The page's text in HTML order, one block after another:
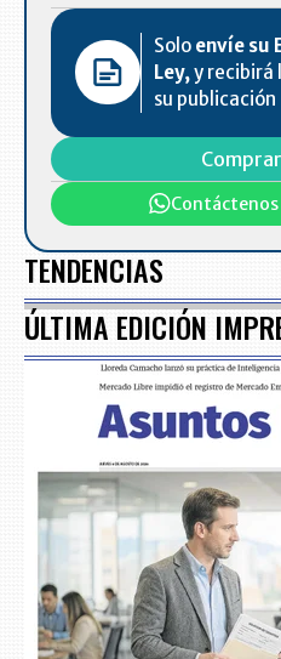
Solo envíe su
Ley, y recibirá
su publicación
Contáctenos
TENDENCIAS
ÚLTIMA EDICIÓN